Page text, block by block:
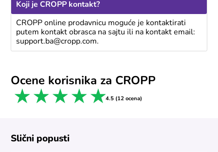
Koji je CROPP kontakt?
CROPP online prodavnicu moguće je kontaktirati
putem kontakt obrasca na sajtu ili na kontakt email:
support.ba@cropp.com.
Ocene korisnika za CROPP
5 stars
4 stars
3 stars
2 stars
1 star 4.5 (12 ocena)
Slični popusti